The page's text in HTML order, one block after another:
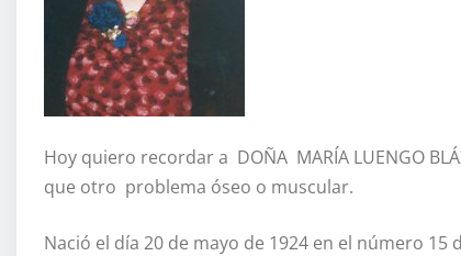
Hoy quiero recordar a DOÑA MARÍA LUENGO
que otro problema óseo o muscular.
Nació el día 20 de mayo de 1924 en el número 15